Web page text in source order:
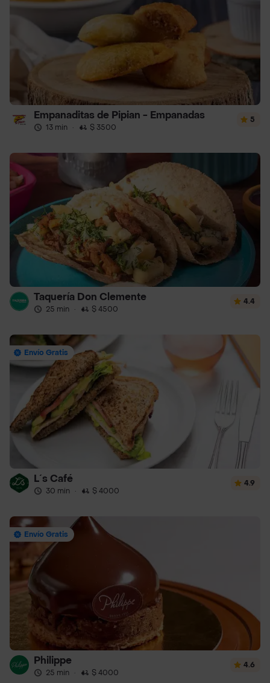
Empanaditas de Pipian - Empanadas
13 min · $ 3500
5
Taquería Don Clemente
25 min · $ 4500
4.4
Envío Gratis
L´s Café
30 min · $ 4000
4.9
Envío Gratis
Philippe
25 min · $ 4000
4.6